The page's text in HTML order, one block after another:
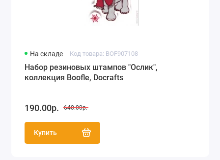
На складе Код товара: BOF907108
Набор резиновых штампов "Ослик",
коллекция Boofle, Docrafts
190.00р. 640.00р.
Купить